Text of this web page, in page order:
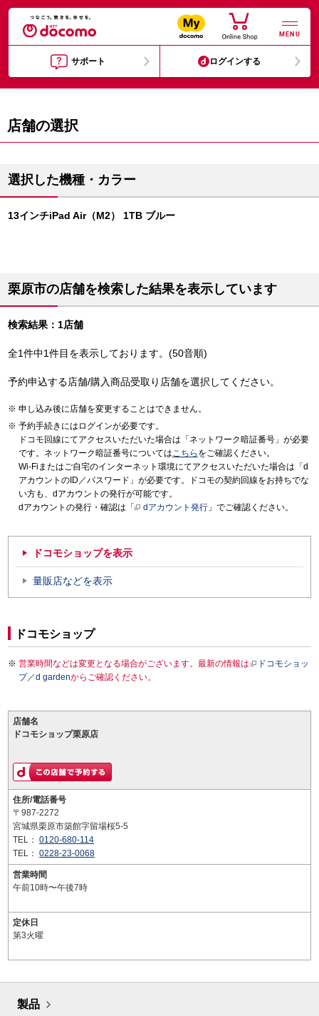
MENU
サポート ログインする
店舗の選択
選択した機種・カラー
13インチiPad Air（M2） 1TB ブルー
栗原市の店舗を検索した結果を表示しています
検索結果：1店舗
全1件中1件目を表示しております。(50音順)
予約申込する店舗/購入商品受取り店舗を選択してください。
申し込み後に店舗を変更することはできません。
予約手続きにはログインが必要です。
ドコモ回線にてアクセスいただいた場合は「ネットワーク暗証番号」が必要
です。ネットワーク暗証番号についてはこちら をご確認ください。
Wi-Fiまたはご自宅のインターネット環境にてアクセスいただいた場合は「d
アカウントのID／パスワード」が必要です。ドコモの契約回線をお持ちでな
い方も、dアカウントの発行が可能です。
dアカウントの発行・確認は「
dアカウント発行 」でご確認ください。
ドコモショップを表示
量販店などを表示
ドコモショップ
営業時間などは変更となる場合がございます。最新の情報は
ドコモショッ
プ／d gardenからご確認ください。
店舗名
ドコモショップ栗原店
住所/電話番号
〒987-2272
宮城県栗原市築館字留場桜5-5
TEL： 0120-680-114
TEL： 0228-23-0068
営業時間
午前10時〜午後7時
定休日
第3火曜
製品